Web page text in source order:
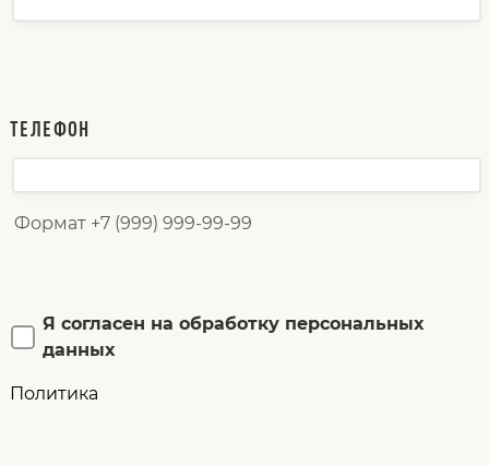
ТЕЛЕФОН
Формат +7 (999) 999-99-99
Я согласен на обработку персональных
данных
Политика